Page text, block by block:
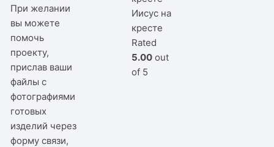
При желании
вы можете
помочь
проекту,
прислав ваши
файлы с
фотографиями
готовых
изделий через
форму связи,
Иисус на
кресте
Rated
5.00 out
of 5